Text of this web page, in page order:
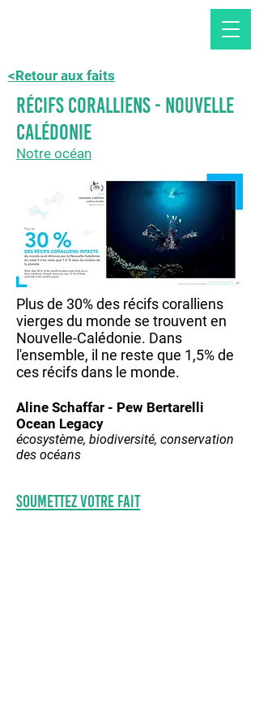
Aline Schaffar - Pew Bertarelli
Ocean Legacy
écosystème, biodiversité, conservation
des océans
Soumettez votre fait
Plus de 30% des récifs coralliens
vierges du monde se trouvent en
Nouvelle-Calédonie. Dans
l'ensemble, il ne reste que 1,5% de
ces récifs dans le monde.
Récifs coralliens - NOUVELLE
CALÉDONIE
<Retour aux faits
Notre océan